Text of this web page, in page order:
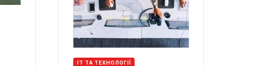
ІТ ТА ТЕХНОЛОГІЇ